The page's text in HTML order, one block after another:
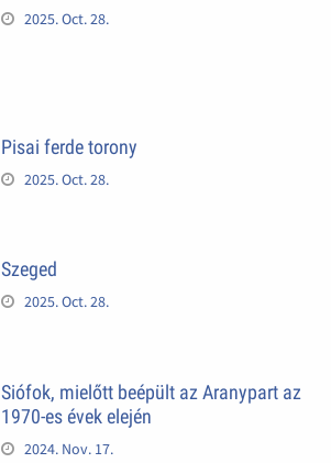
2025. Oct. 28.
Pisai ferde torony
2025. Oct. 28.
Szeged
2025. Oct. 28.
Siófok, mielőtt beépült az Aranypart az
1970-es évek elején
2024. Nov. 17.